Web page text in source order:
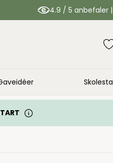
4.9 / 5 anbefaler